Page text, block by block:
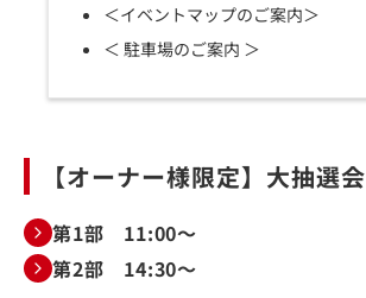
＜イベントマップのご案内＞
＜ 駐車場のご案内 ＞
【オーナー様限定】大抽選会
第1部 11:00～
第2部 14:30～